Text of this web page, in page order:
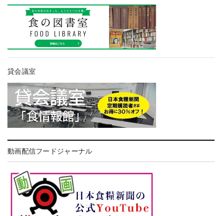
貸会議室
動画配信フードジャーナル